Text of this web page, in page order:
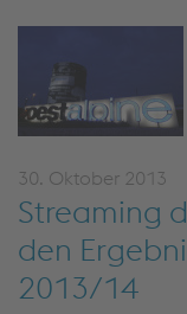
30. Oktober 2013
Streaming
den
2013/14